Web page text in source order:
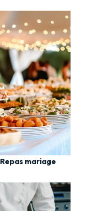
Repas mariage